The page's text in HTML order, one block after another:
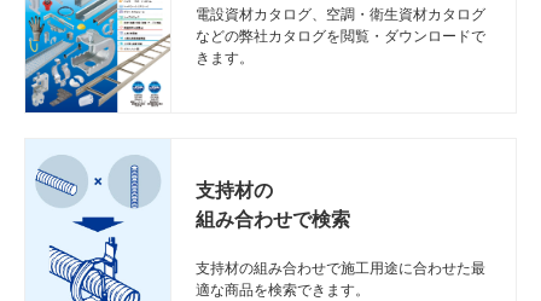
電設資材カタログ、空調・衛生資材カタログ
などの弊社カタログを閲覧・ダウンロードで
きます。
支持材の
組み合わせで検索
支持材の組み合わせで施工用途に合わせた最
適な商品を検索できます。